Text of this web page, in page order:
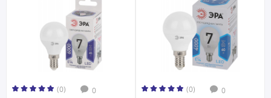
(0) 0 (0) 0